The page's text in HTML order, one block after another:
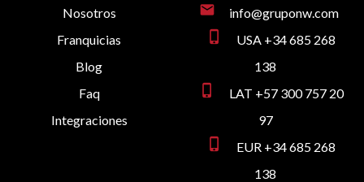
mail info@gruponw.com
phone_iphone
USA +34 685 268
138
phone_iphone
LAT +57 300 757 20
97
phone_iphone
EUR +34 685 268
138
Nosotros
Franquicias
Blog
Faq
Integraciones